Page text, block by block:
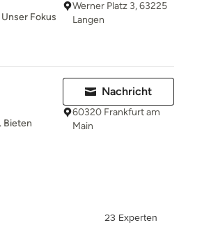
Fokus
Werner Platz 3, 63225
Langen
Bieten
Nachricht
60320 Frankfurt am
Main
23 Experten